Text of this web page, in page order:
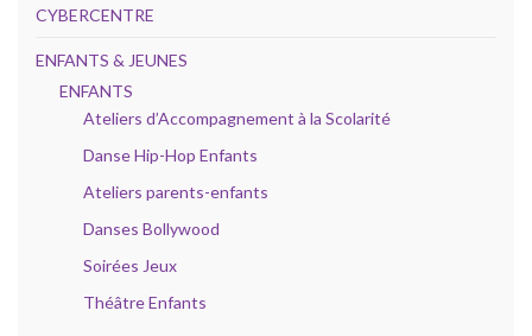
CYBERCENTRE
ENFANTS & JEUNES
ENFANTS
Ateliers d’Accompagnement à la Scolarité
Danse Hip-Hop Enfants
Ateliers parents-enfants
Danses Bollywood
Soirées Jeux
Théâtre Enfants